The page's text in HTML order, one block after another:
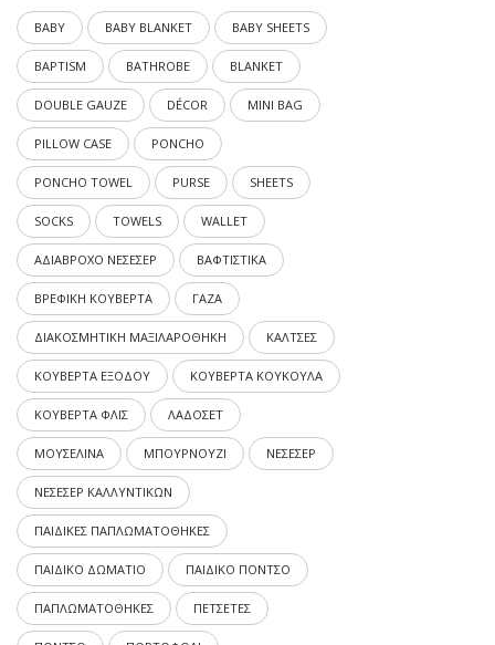
BABY BABY BLANKET BABY SHEETS
BAPTISM BATHROBE BLANKET
DOUBLE GAUZE DÉCOR MINI BAG
PILLOW CASE PONCHO
PONCHO TOWEL PURSE SHEETS
SOCKS TOWELS WALLET
ΑΔΙΑΒΡΟΧΟ ΝΕΣΕΣΕΡ ΒΑΦΤΙΣΤΙΚΑ
ΒΡΕΦΙΚΗ ΚΟΥΒΕΡΤΑ ΓΑΖΑ
ΔΙΑΚΟΣΜΗΤΙΚΗ ΜΑΞΙΛΑΡΟΘΗΚΗ ΚΑΛΤΣΕΣ
ΚΟΥΒΕΡΤΑ ΕΞΟΔΟΥ ΚΟΥΒΕΡΤΑ ΚΟΥΚΟΥΛΑ
ΚΟΥΒΕΡΤΑ ΦΛΙΣ ΛΑΔΟΣΕΤ
ΜΟΥΣΕΛΙΝΑ ΜΠΟΥΡΝΟΥΖΙ ΝΕΣΕΣΕΡ
ΝΕΣΕΣΕΡ ΚΑΛΛΥΝΤΙΚΩΝ
ΠΑΙΔΙΚΕΣ ΠΑΠΛΩΜΑΤΟΘΗΚΕΣ
ΠΑΙΔΙΚΟ ΔΩΜΑΤΙΟ ΠΑΙΔΙΚΟ ΠΟΝΤΣΟ
ΠΑΠΛΩΜΑΤΟΘΗΚΕΣ ΠΕΤΣΕΤΕΣ